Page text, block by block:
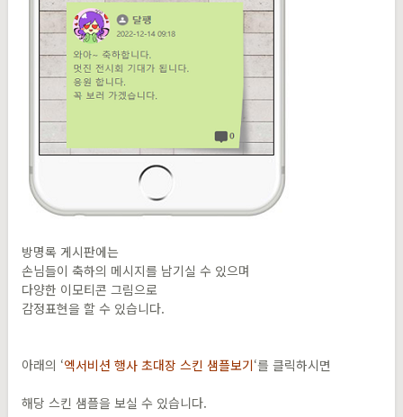
방명록 게시판에는
손님들이 축하의 메시지를 남기실 수 있으며
다양한 이모티콘 그림으로
감정표현을 할 수 있습니다.
아래의 ‘엑서비션 행사 초대장 스킨 샘플보기‘를 클릭하시면
해당 스킨 샘플을 보실 수 있습니다.